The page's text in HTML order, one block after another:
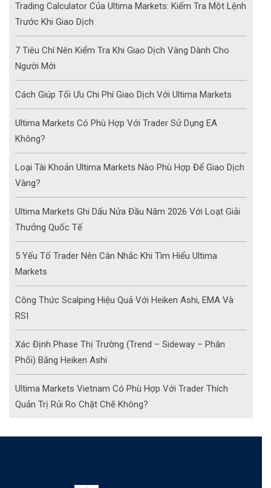
Trading Calculator Của Ultima Markets: Kiểm Tra Một Lệnh
Trước Khi Giao Dịch
7 Tiêu Chí Nên Kiểm Tra Khi Giao Dịch Vàng Dành Cho
Người Mới
Cách Giúp Tối Ưu Chi Phí Giao Dịch Với Ultima Markets
Ultima Markets Có Phù Hợp Với Trader Sử Dụng EA
Không?
Loại Tài Khoản Ultima Markets Nào Phù Hợp Để Giao Dịch
Vàng?
Ultima Markets Ghi Dấu Nửa Đầu Năm 2026 Với Loạt Giải
Thưởng Quốc Tế
5 Yếu Tố Trader Nên Cân Nhắc Khi Tìm Hiểu Ultima
Markets
Công Thức Scalping Hiệu Quả Với Heiken Ashi, EMA Và
RSI
Xác Định Phase Thị Trường (Trend – Sideway – Phân
Phối) Bằng Heiken Ashi
Ultima Markets Vietnam Có Phù Hợp Với Trader Thích
Quản Trị Rủi Ro Chặt Chẽ Không?